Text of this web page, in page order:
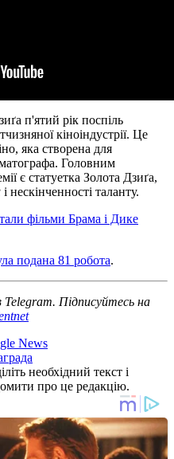
п'ятий рік поспіль
кіноіндустрії. Це
яка створена для
Головним
є статуетка Золота Дзиґа,
таланту.
фільми Брама і Дике
подана 81 робота.
Telegram. Підписуйтесь на
News
необхідний текст і
про це редакцію.